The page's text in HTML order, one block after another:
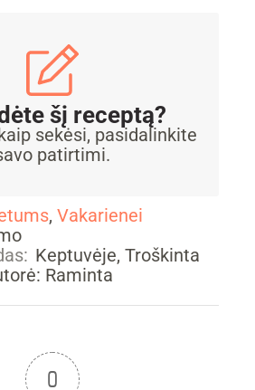
šį receptą?
sekėsi, pasidalinkite
patirtimi.
, Vakarienei
Keptuvėje, Troškinta
Raminta
0